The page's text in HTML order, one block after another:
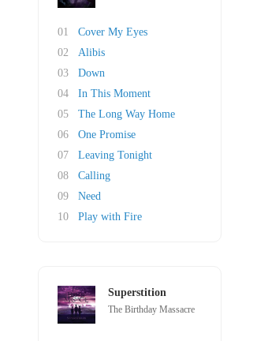
01
Cover My Eyes
02
Alibis
03
Down
04
In This Moment
05
The Long Way Home
06
One Promise
07
Leaving Tonight
08
Calling
09
Need
10
Play with Fire
Superstition
The Birthday Massacre